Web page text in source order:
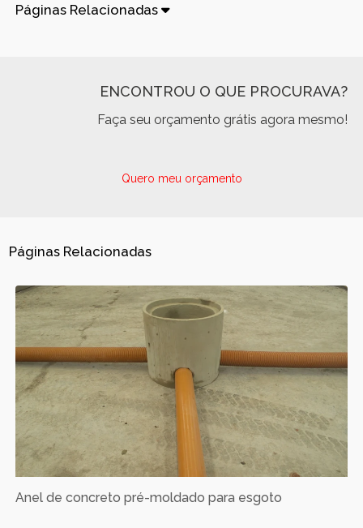
Páginas Relacionadas
ENCONTROU O QUE PROCURAVA?
Faça seu orçamento grátis agora mesmo!
Quero meu orçamento
Páginas Relacionadas
Anel de concreto pré-moldado para esgoto